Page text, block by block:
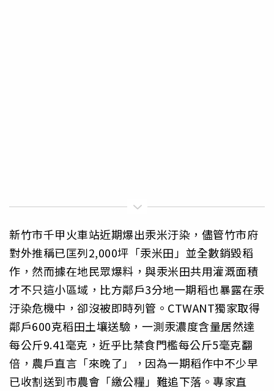
新竹市千甲火車站近期爆出汞米汙染，儘管竹市府
對外推稱已匡列2,000坪「汞米田」並全數銷毀稻
作，然而據在地民眾爆料，與汞米田共用灌溉面積
才不只這小區域，比方鄰戶3分地一期稻也暴露在汞
汙染危機中，卻沒被即時列管。CTWANT獨家取得
鄰戶600克稻田土壤送驗，一測汞濃度含量居然達
每公斤9.41毫克，近乎比禁食門檻每公斤5毫克翻
倍，農戶直言「來晚了」，因為一期稻作中不少早
已收割送到市農會「繳公糧」難追下落。專家直